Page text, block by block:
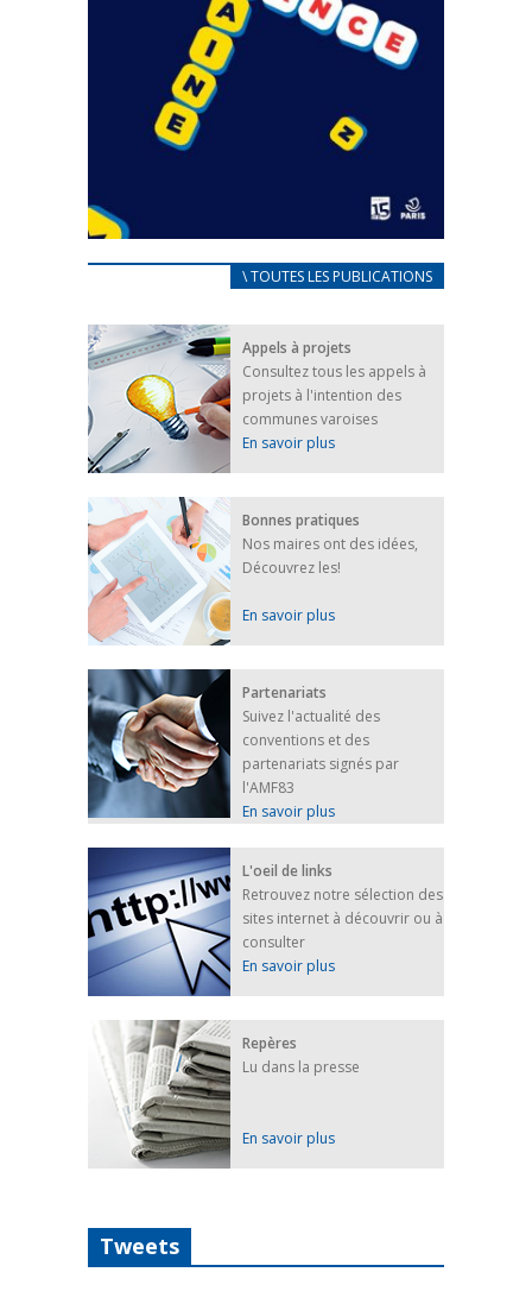
CARNET D’ACCUEIL
25 avril 2022
Afin d’accompagner au mieux les réfugiés
ukrainiens arrivés en France,...
FEUILLETER
\ TOUTES LES PUBLICATIONS
Appels à projets
Consultez tous les appels à
projets à l'intention des
communes varoises
En savoir plus
Bonnes pratiques
Nos maires ont des idées,
Découvrez les!
En savoir plus
Partenariats
Suivez l'actualité des
conventions et des
partenariats signés par
l'AMF83
En savoir plus
L'oeil de links
Retrouvez notre sélection des
sites internet à découvrir ou à
consulter
En savoir plus
Repères
Lu dans la presse
En savoir plus
Tweets